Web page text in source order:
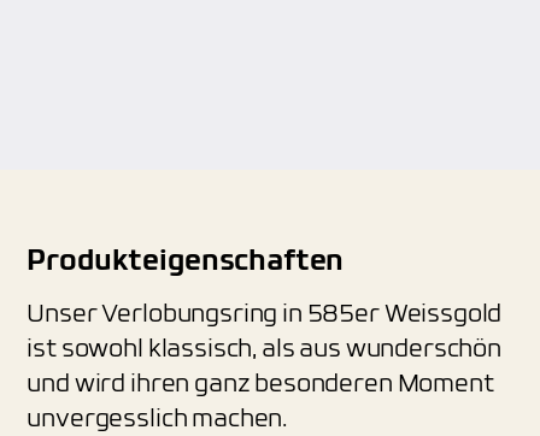
Produkteigenschaften
Unser Verlobungsring in 585er Weissgold
ist sowohl klassisch, als aus wunderschön
und wird ihren ganz besonderen Moment
unvergesslich machen.